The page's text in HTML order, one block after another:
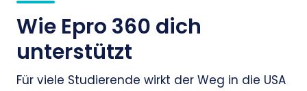
Wie Epro 360 dich
unterstützt
Für viele Studierende wirkt der Weg in die USA